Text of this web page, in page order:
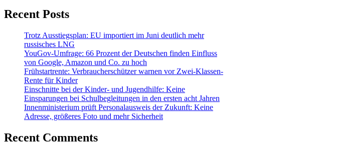
Recent Posts
Trotz Ausstiegsplan: EU importiert im Juni deutlich mehr
russisches LNG
YouGov-Umfrage: 66 Prozent der Deutschen finden Einfluss
von Google, Amazon und Co. zu hoch
Frühstartrente: Verbraucherschützer warnen vor Zwei-Klassen-
Rente für Kinder
Einschnitte bei der Kinder- und Jugendhilfe: Keine
Einsparungen bei Schulbegleitungen in den ersten acht Jahren
Innenministerium prüft Personalausweis der Zukunft: Keine
Adresse, größeres Foto und mehr Sicherheit
Recent Comments